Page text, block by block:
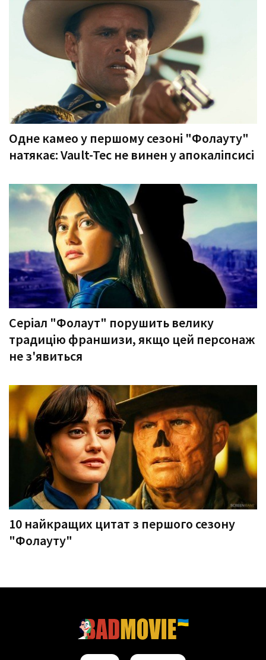
Одне камео у першому сезоні "Фолауту"
натякає: Vault-Tec не винен у апокаліпсисі
Серіал "Фолаут" порушить велику
традицію франшизи, якщо цей персонаж
не з'явиться
10 найкращих цитат з першого сезону
"Фолауту"